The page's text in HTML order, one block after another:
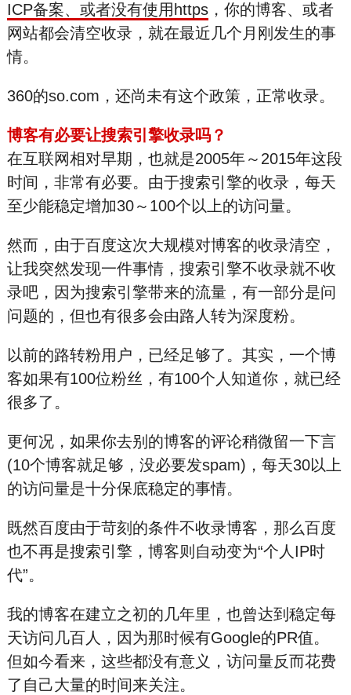
ICP备案、或者没有使用https，你的博客、或者
网站都会清空收录，就在最近几个月刚发生的事
情。
360的so.com，还尚未有这个政策，正常收录。
博客有必要让搜索引擎收录吗？
在互联网相对早期，也就是2005年～2015年这段
时间，非常有必要。由于搜索引擎的收录，每天
至少能稳定增加30～100个以上的访问量。
然而，由于百度这次大规模对博客的收录清空，
让我突然发现一件事情，搜索引擎不收录就不收
录吧，因为搜索引擎带来的流量，有一部分是问
问题的，但也有很多会由路人转为深度粉。
以前的路转粉用户，已经足够了。其实，一个博
客如果有100位粉丝，有100个人知道你，就已经
很多了。
更何况，如果你去别的博客的评论稍微留一下言
(10个博客就足够，没必要发spam)，每天30以上
的访问量是十分保底稳定的事情。
既然百度由于苛刻的条件不收录博客，那么百度
也不再是搜索引擎，博客则自动变为“个人IP时
代”。
我的博客在建立之初的几年里，也曾达到稳定每
天访问几百人，因为那时候有Google的PR值。
但如今看来，这些都没有意义，访问量反而花费
了自己大量的时间来关注。